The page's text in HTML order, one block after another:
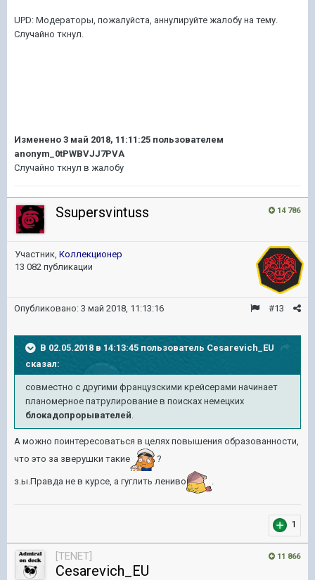
UPD: Модераторы, пожалуйста, аннулируйте жалобу на тему.
Случайно ткнул.
Изменено 3 май 2018, 11:11:25 пользователем
anonym_0tPWBVJJ7PVA
Случайно ткнул в жалобу
14 786
Ssupersvintuss
Участник, Коллекционер
13 082 публикации
#13
Опубликовано: 3 май 2018, 11:13:16
В 02.05.2018 в 14:13:45 пользователь Cesarevich_EU
сказал:
совместно с другими французскими крейсерами начинает
планомерное патрулирование в поисках немецких
блокадопрорывателей
А можно поинтересоваться в целях повышения образованности,
что это за зверушки такие
?
з.ы.Правда не в курсе, а гуглить лениво .
1
11 866
[TENET]
Cesarevich_EU